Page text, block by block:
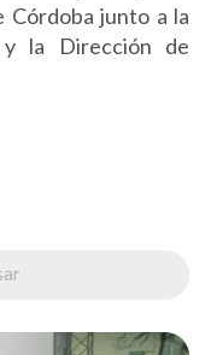
Córdoba junto a la
y la Dirección de